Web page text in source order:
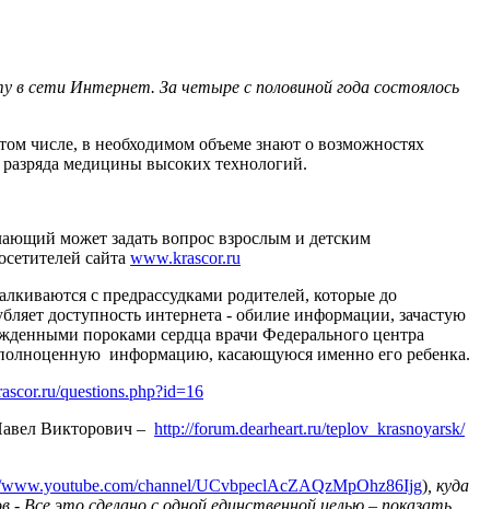
в сети Интернет. За четыре с половиной года состоялось
числе, в необходимом объеме знают о возможностях
медицины высоких технологий.
может задать вопрос взрослым и детским
сайта www.krascor.ru
с предрассудками родителей, которые до
доступность интернета - обилие информации, зачастую
пороками сердца врачи Федерального центра
полноценную информацию, касающуюся именно его ребенка.
questions.php?id=16
Викторович – http://forum.dearheart.ru/teplov_krasnoyarsk/
channel/UCvbpeclAcZAQzMpOhz86Ijg), куда